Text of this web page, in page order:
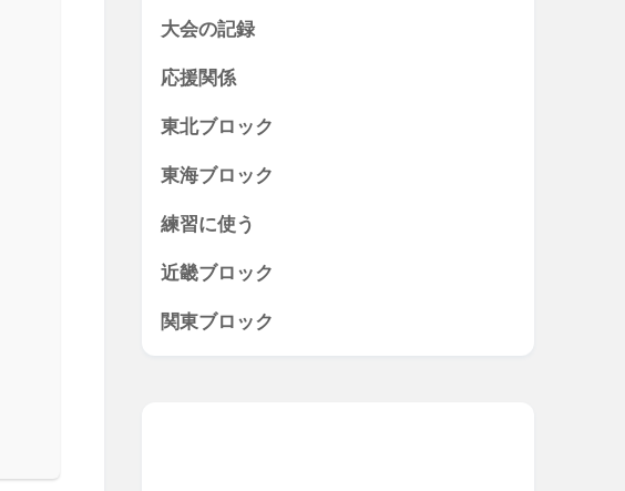
大会の記録
応援関係
東北ブロック
東海ブロック
練習に使う
近畿ブロック
関東ブロック